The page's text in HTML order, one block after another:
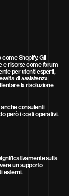
Shopify. Gli
e risorse come forum
per utenti esperti,
di assistenza
la risoluzione
anche consulenti
però i costi operativi.
sulla
un supporto
esterni.